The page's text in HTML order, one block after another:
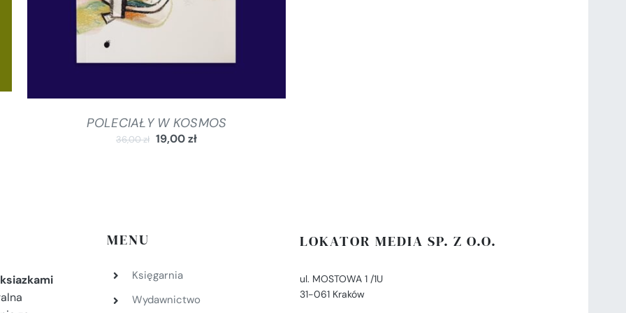
POLECIAŁY W KOSMOS
36,00zł 19,00zł
MENU
Księgarnia
Wydawnictwo
LOKATOR MEDIA SP. Z O.O.
ul. MOSTOWA 1 /1U
31-061 Kraków